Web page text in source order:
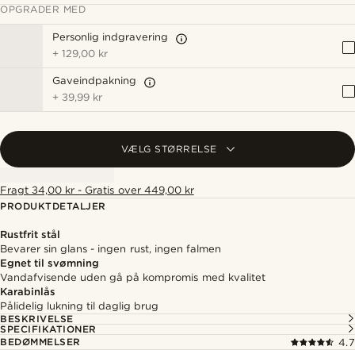
OPGRADER MED
Personlig indgravering
+129,00 kr
Gaveindpakning
+ 39,99 kr
VÆLG STØRRELSE
Fragt 34,00 kr - Gratis over 449,00 kr
PRODUKTDETALJER
Rustfrit stål
Bevarer sin glans - ingen rust, ingen falmen
Egnet til svømning
Vandafvisende uden gå på kompromis med kvalitet
Karabinlås
Pålidelig lukning til daglig brug
BESKRIVELSE
SPECIFIKATIONER
BEDØMMELSER
4.7